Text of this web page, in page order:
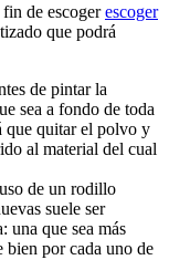
fin de escogerescoger
que podrá
de pintar la
sea a fondo de toda
que quitar el polvo y
al material del cual
de un rodillo
suele ser
una que sea más
por cada uno de